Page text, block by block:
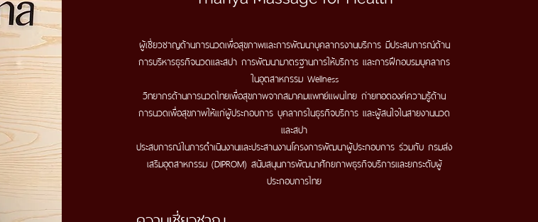
ผู้เชี่ยวชาญด้านการนวดเพื่อสุขภาพและการพัฒนาบุคลากรงานบริการ มีประสบการณ์ด้าน
การบริหารธุรกิจนวดและสปา การพัฒนามาตรฐานการให้บริการ และการฝึกอบรมบุคลากร
ในอุตสาหกรรม Wellness
วิทยากรด้านการนวดไทยเพื่อสุขภาพจากสมาคมแพทย์แผนไทย ถ่ายทอดองค์ความรู้ด้าน
การนวดเพื่อสุขภาพให้แก่ผู้ประกอบการ บุคลากรในธุรกิจบริการ และผู้สนใจในสายงานนวด
และสปา
ประสบการณ์ในการดำเนินงานและประสานงานโครงการพัฒนาผู้ประกอบการ ร่วมกับ กรมส่ง
เสริมอุตสาหกรรม (DIPROM) สนับสนุนการพัฒนาศักยภาพธุรกิจบริการและยกระดับผู้
ประกอบการไทย